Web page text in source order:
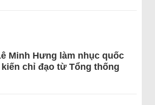
Minh Hưng làm nhục quốc
chỉ đạo từ Tổng thống